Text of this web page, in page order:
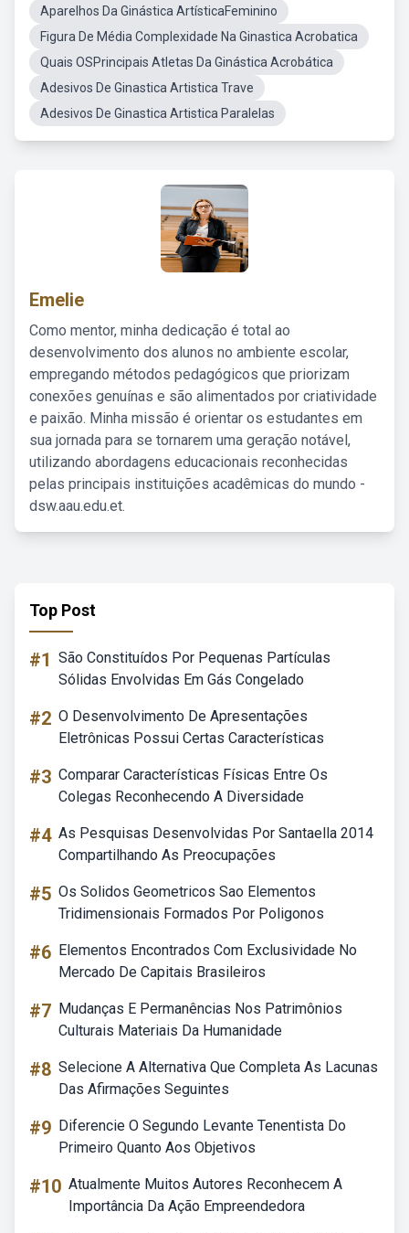
Aparelhos Da Ginástica ArtísticaFeminino
Figura De Média Complexidade Na Ginastica Acrobatica
Quais OSPrincipais Atletas Da Ginástica Acrobática
Adesivos De Ginastica Artistica Trave
Adesivos De Ginastica Artistica Paralelas
Emelie
Como mentor, minha dedicação é total ao
desenvolvimento dos alunos no ambiente escolar,
empregando métodos pedagógicos que priorizam
conexões genuínas e são alimentados por criatividade
e paixão. Minha missão é orientar os estudantes em
sua jornada para se tornarem uma geração notável,
utilizando abordagens educacionais reconhecidas
pelas principais instituições acadêmicas do mundo -
dsw.aau.edu.et.
Top Post
#1 São Constituídos Por Pequenas Partículas
Sólidas Envolvidas Em Gás Congelado
#2 O Desenvolvimento De Apresentações
Eletrônicas Possui Certas Características
#3 Comparar Características Físicas Entre Os
Colegas Reconhecendo A Diversidade
#4 As Pesquisas Desenvolvidas Por Santaella 2014
Compartilhando As Preocupações
#5 Os Solidos Geometricos Sao Elementos
Tridimensionais Formados Por Poligonos
#6 Elementos Encontrados Com Exclusividade No
Mercado De Capitais Brasileiros
#7 Mudanças E Permanências Nos Patrimônios
Culturais Materiais Da Humanidade
#8 Selecione A Alternativa Que Completa As Lacunas
Das Afirmações Seguintes
#9 Diferencie O Segundo Levante Tenentista Do
Primeiro Quanto Aos Objetivos
#10 Atualmente Muitos Autores Reconhecem A
Importância Da Ação Empreendedora